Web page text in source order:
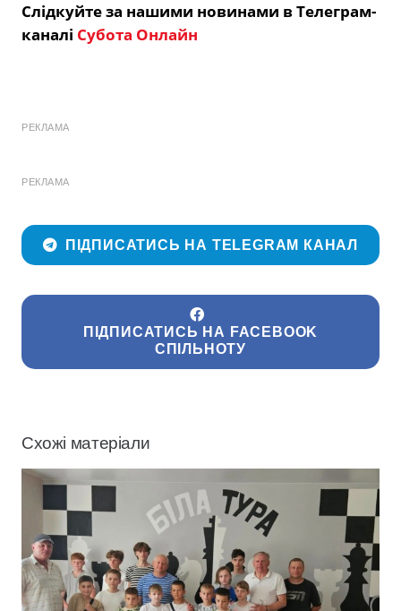
Слідкуйте за нашими новинами в Телеграм-
каналі Субота Онлайн
РЕКЛАМА
РЕКЛАМА
ПІДПИСАТИСЬ НА TELEGRAM КАНАЛ
ПІДПИСАТИСЬ НА FACEBOOK
СПІЛЬНОТУ
Схожі матеріали